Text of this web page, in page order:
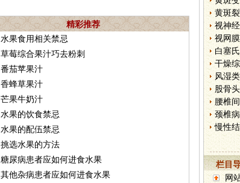
精彩推荐
水果食用相关禁忌
草莓综合果汁巧去粉刺
番茄苹果汁
香蜂草果汁
芒果牛奶汁
水果的饮食禁忌
水果的配伍禁忌
挑选水果的方法
糖尿病患者应如何进食水果
其他杂病患者应如何进食水果
黄斑
视神
视网
白塞
干燥
风湿
股骨
腰椎
颈椎病
慢性
栏目
网